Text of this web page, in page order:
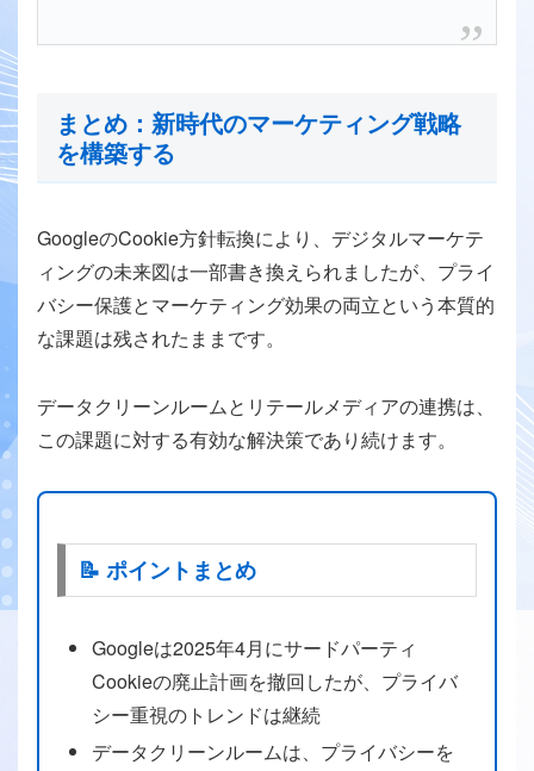
まとめ：新時代のマーケティング戦略
を構築する
GoogleのCookie方針転換により、デジタルマーケテ
ィングの未来図は一部書き換えられましたが、プライ
バシー保護とマーケティング効果の両立という本質的
な課題は残されたままです。
データクリーンルームとリテールメディアの連携は、
この課題に対する有効な解決策であり続けます。
📝 ポイントまとめ
Googleは2025年4月にサードパーティ
Cookieの廃止計画を撤回したが、プライバ
シー重視のトレンドは継続
データクリーンルームは、プライバシーを